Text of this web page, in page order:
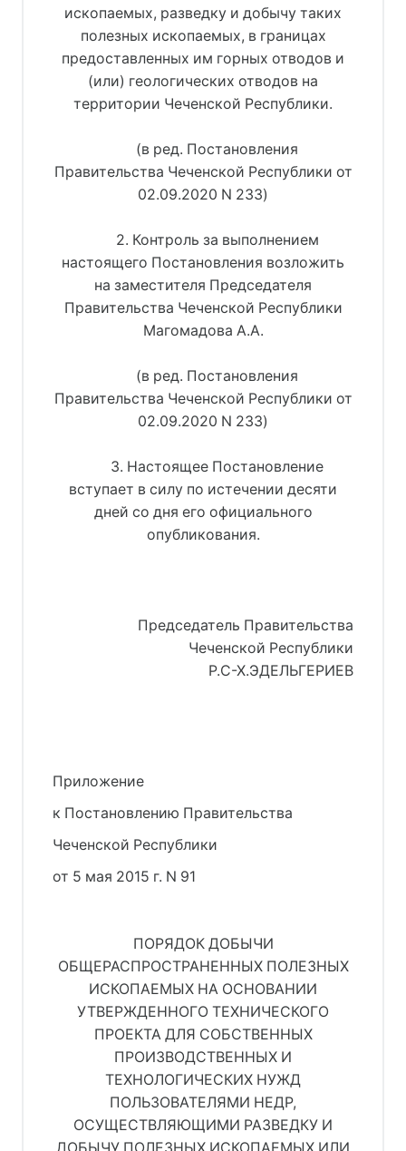
ископаемых, разведку и добычу таких
полезных ископаемых, в границах
предоставленных им горных отводов и
(или) геологических отводов на
территории Чеченской Республики.
(в ред. Постановления
Правительства Чеченской Республики от
02.09.2020 N 233)
2. Контроль за выполнением
настоящего Постановления возложить
на заместителя Председателя
Правительства Чеченской Республики
Магомадова А.А.
(в ред. Постановления
Правительства Чеченской Республики от
02.09.2020 N 233)
3. Настоящее Постановление
вступает в силу по истечении десяти
дней со дня его официального
опубликования.
Председатель Правительства
Чеченской Республики
Р.С-Х.ЭДЕЛЬГЕРИЕВ
Приложение
к Постановлению Правительства
Чеченской Республики
от 5 мая 2015 г. N 91
ПОРЯДОК ДОБЫЧИ
ОБЩЕРАСПРОСТРАНЕННЫХ ПОЛЕЗНЫХ
ИСКОПАЕМЫХ НА ОСНОВАНИИ
УТВЕРЖДЕННОГО ТЕХНИЧЕСКОГО
ПРОЕКТА ДЛЯ СОБСТВЕННЫХ
ПРОИЗВОДСТВЕННЫХ И
ТЕХНОЛОГИЧЕСКИХ НУЖД
ПОЛЬЗОВАТЕЛЯМИ НЕДР,
ОСУЩЕСТВЛЯЮЩИМИ РАЗВЕДКУ И
ДОБЫЧУ ПОЛЕЗНЫХ ИСКОПАЕМЫХ ИЛИ